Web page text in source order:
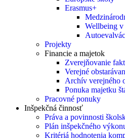
Erasmus+
Wellbeing v
Projekty
Financie a majetok
Zverejňovanie
Verejné
Archív verejného
Ponuka majetku
Pracovné ponuky
Inšpekčná činnosť
Práva a povinnosti
Plán inšpekčného
Kritériá hodnotenia